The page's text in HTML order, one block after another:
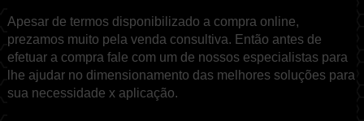
Apesar de termos disponibilizado a compra online,
prezamos muito pela venda consultiva. Então antes de
efetuar a compra fale com um de nossos especialistas para
lhe ajudar no dimensionamento das melhores soluções para
sua necessidade x aplicação.